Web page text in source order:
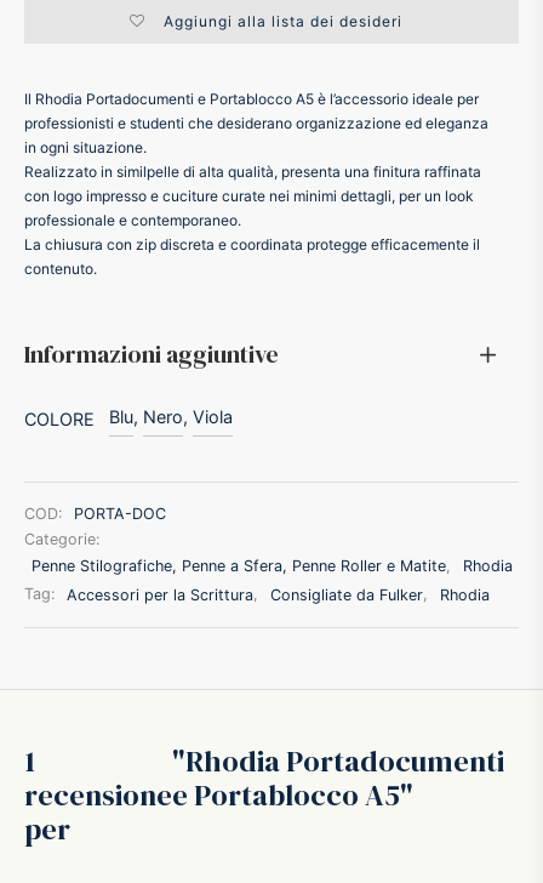
Aggiungi alla lista dei desideri
Il Rhodia Portadocumenti e Portablocco A5 è l’accessorio ideale per
professionisti e studenti che desiderano organizzazione ed eleganza
in ogni situazione.
Realizzato in similpelle di alta qualità, presenta una finitura raffinata
con logo impresso e cuciture curate nei minimi dettagli, per un look
professionale e contemporaneo.
La chiusura con zip discreta e coordinata protegge efficacemente il
contenuto.
Informazioni aggiuntive
COLORE Blu, Nero, Viola
COD:
PORTA-DOC
Categorie:
Penne Stilografiche, Penne a Sfera, Penne Roller e Matite
Rhodia
Tag:
Accessori per la Scrittura, Consigliate da Fulker, Rhodia
1
recensione
per
Rhodia Portadocumenti
e Portablocco A5